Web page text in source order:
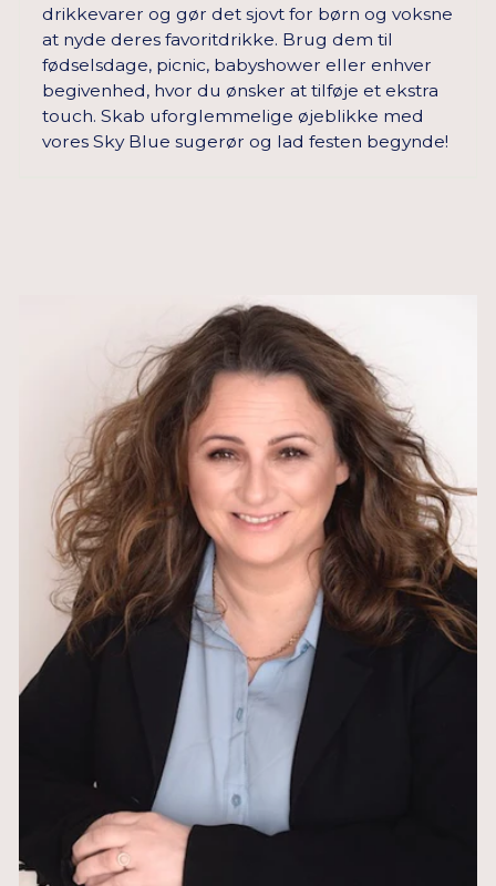
drikkevarer og gør det sjovt for børn og voksne
at nyde deres favoritdrikke. Brug dem til
fødselsdage, picnic, babyshower eller enhver
begivenhed, hvor du ønsker at tilføje et ekstra
touch. Skab uforglemmelige øjeblikke med
vores Sky Blue sugerør og lad festen begynde!